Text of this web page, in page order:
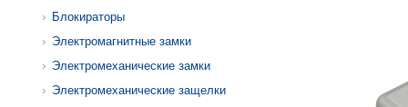
Блокираторы
Электромагнитные замки
Электромеханические замки
Электромеханические защелки